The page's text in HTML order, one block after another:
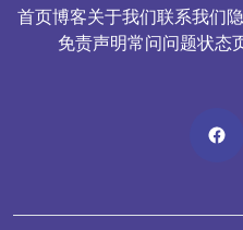
首页博客关于我们联系我们
免责声明常问问题状态